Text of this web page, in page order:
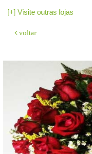
GeradorX
Eletrônica (NF-e Modelo 55)
Como emitir:
Cadastre sua empresa e o
Insira os dados do
O GeradorX calcula os
automatizada.
[+] Visite outras lojas
voltar